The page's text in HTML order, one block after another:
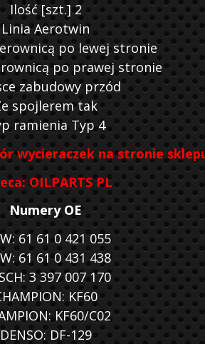
Ilość [szt.] 2
Linia Aerotwin
po lewej stronie
po prawej stronie
zabudowy przód
spojlerem tak
ramienia Typ 4
wycieraczek na stronie
OILPARTS PL
Numery OE
61 61 0 421 055
61 61 0 431 438
3 397 007 170
KF60
KF60/C02
DENSO: DF-129